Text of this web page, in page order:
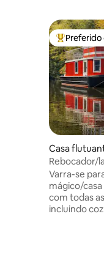
Entre os
Casa
Rebocador/
fazenda —
Varra-se
mágico/
com todas
incluindo